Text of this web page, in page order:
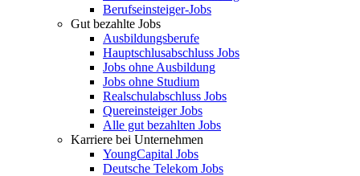
Berufseinsteiger-Jobs
Gut bezahlte Jobs
Ausbildungsberufe
Hauptschlusabschluss Jobs
Jobs ohne Ausbildung
Jobs ohne Studium
Realschulabschluss Jobs
Quereinsteiger Jobs
Alle gut bezahlten Jobs
Karriere bei Unternehmen
YoungCapital Jobs
Deutsche Telekom Jobs